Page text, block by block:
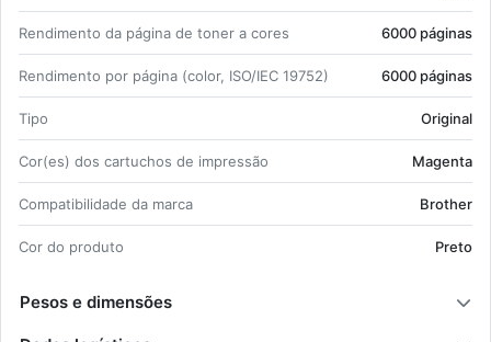
Ren­di­mento da pá­gina de toner a cores 6000 pá­ginas
Ren­di­mento por pá­gina (color, ISO/IEC 19752) 6000 pá­ginas
Tipo Ori­ginal
Cor(es) dos car­tu­chos de im­pressão Ma­genta
Com­pa­ti­bi­li­dade da marca Brother
Cor do pro­duto Preto
Pesos e dimensões